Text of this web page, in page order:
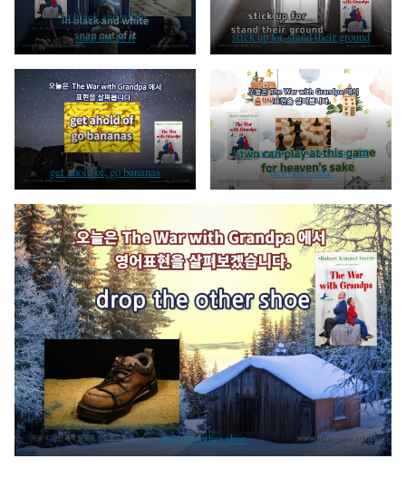
in black and white,
snap out of it
stick up for, stand their ground
get ahold of, go bananas
two can play at this game, for
heaven’s sake
drop the other shoe